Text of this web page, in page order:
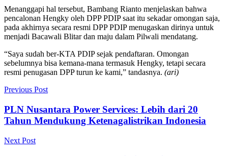
Menanggapi hal tersebut, Bambang Rianto menjelaskan bahwa
pencalonan Hengky oleh DPP PDIP saat itu sekadar omongan saja,
pada akhirnya secara resmi DPP PDIP menugaskan dirinya untuk
menjadi Bacawali Blitar dan maju dalam Pilwali mendatang.
“Saya sudah ber-KTA PDIP sejak pendaftaran. Omongan
sebelumnya bisa kemana-mana termasuk Hengky, tetapi secara
resmi penugasan DPP turun ke kami,” tandasnya. (ari)
Previous Post
PLN Nusantara Power Services: Lebih dari 20
Tahun Mendukung Ketenagalistrikan Indonesia
Next Post